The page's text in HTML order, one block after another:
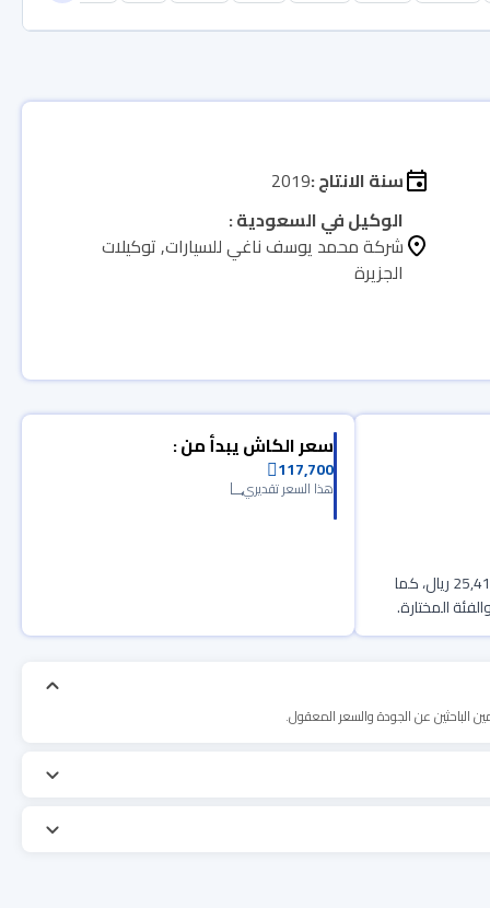
سنة الانتاج :2019
الوكيل في السعودية :
شركة محمد يوسف ناغي للسيارات, توكيلات
الجزيرة
وبدفعة أخيرة 25,418 ريال، كما
سعر الكاش يبدأ من :
117,700
هذا السعر تقديري
الباحثين عن الجودة والسعر المعقول.